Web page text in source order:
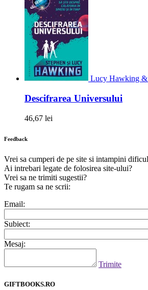
Lucy Hawking &
Descifrarea Universului
46,67 lei
Feedback
Vrei sa cumperi de pe site si intampini
Ai intrebari legate de folosirea site-ului?
Vrei sa ne trimiti sugestii?
Te rugam sa ne scrii:
Email:
Subiect:
Mesaj:
Trimite
GIFTBOOKS.RO